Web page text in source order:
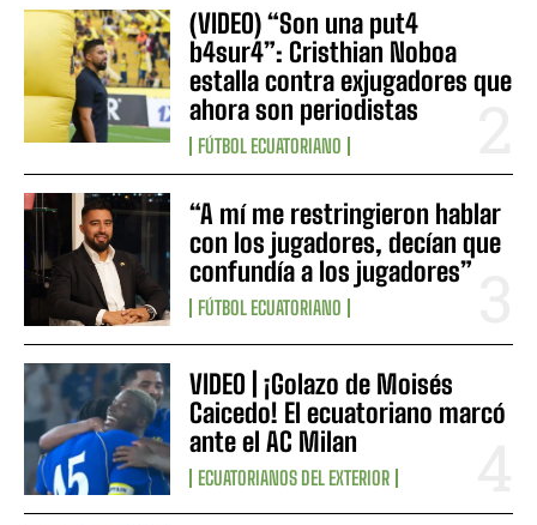
(VIDEO) “Son una put4
b4sur4”: Cristhian Noboa
estalla contra exjugadores que
ahora son periodistas
FÚTBOL ECUATORIANO
“A mí me restringieron hablar
con los jugadores, decían que
confundía a los jugadores”
FÚTBOL ECUATORIANO
VIDEO | ¡Golazo de Moisés
Caicedo! El ecuatoriano marcó
ante el AC Milan
ECUATORIANOS DEL EXTERIOR